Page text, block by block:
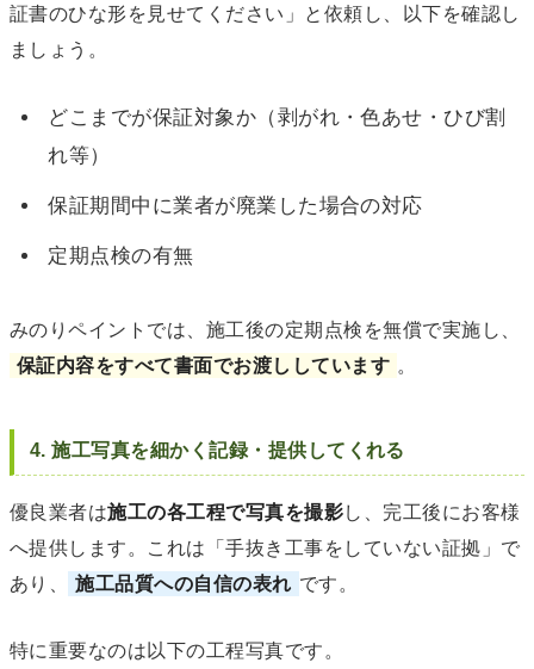
証書のひな形を見せてください」と依頼し、以下を確認し
ましょう。
どこまでが保証対象か（剥がれ・色あせ・ひび割
れ等）
保証期間中に業者が廃業した場合の対応
定期点検の有無
みのりペイントでは、施工後の定期点検を無償で実施し、
保証内容をすべて書面でお渡ししています 。
4. 施工写真を細かく記録・提供してくれる
優良業者は施工の各工程で写真を撮影し、完工後にお客様
へ提供します。これは「手抜き工事をしていない証拠」で
あり、
施工品質への自信の表れ です。
特に重要なのは以下の工程写真です。